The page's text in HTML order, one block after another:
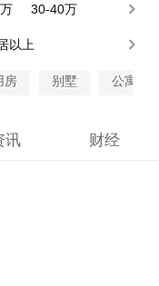
30-40万
以上
房 别墅 公寓
讯 财经